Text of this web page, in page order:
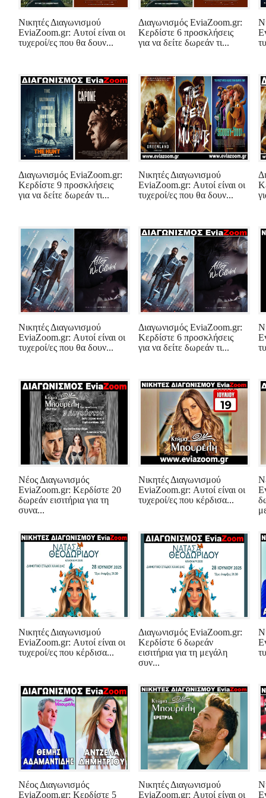
Νικητές Διαγωνισμού
EviaZoom.gr: Αυτοί είναι οι
τυχεροί/ες που θα δουν...
Διαγωνισμός EviaZoom.gr:
Κερδίστε 6 προσκλήσεις
για να δείτε δωρεάν τι...
Διαγωνισμός EviaZoom.gr:
Κερδίστε 9 προσκλήσεις
για να δείτε δωρεάν τι...
Νικητές Διαγωνισμού
EviaZoom.gr: Αυτοί είναι οι
τυχεροί/ες που θα δουν...
Νικητές Διαγωνισμού
EviaZoom.gr: Αυτοί είναι οι
τυχεροί/ες που θα δουν...
Διαγωνισμός EviaZoom.gr:
Κερδίστε 6 προσκλήσεις
για να δείτε δωρεάν τι...
Νέος Διαγωνισμός
EviaZoom.gr: Κερδίστε 20
δωρεάν εισιτήρια για τη
συνα...
Νικητές Διαγωνισμού
EviaZoom.gr: Αυτοί είναι οι
τυχεροί/ες που κέρδισα...
Νικητές Διαγωνισμού
EviaZoom.gr: Αυτοί είναι οι
τυχεροί/ες που κέρδισα...
Διαγωνισμός EviaZoom.gr:
Κερδίστε 6 δωρεάν
εισιτήρια για τη μεγάλη
συν...
Νέος Διαγωνισμός
EviaZoom.gr: Κερδίστε 5
Νικητές Διαγωνισμού
EviaZoom.gr: Αυτοί είναι οι